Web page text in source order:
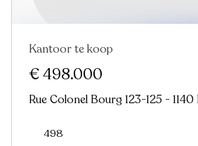
Kantoor te koop
€ 498.000
Rue Colonel Bourg 123-125 - 1140
498